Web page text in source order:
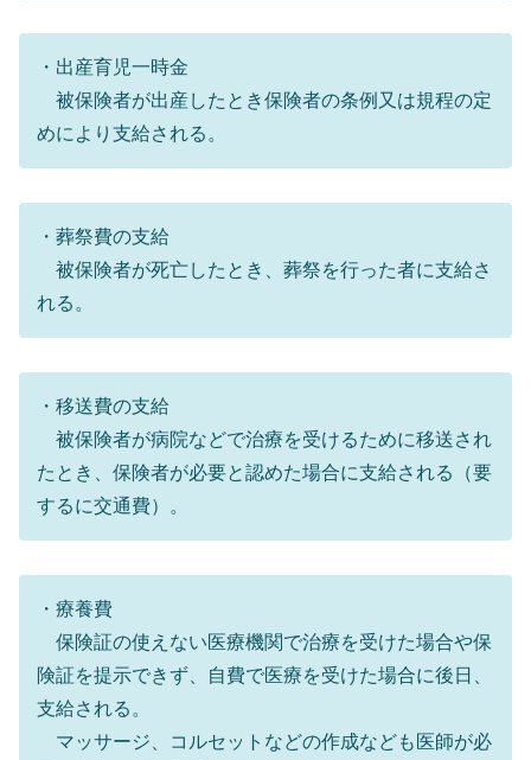
・出産育児一時金
被保険者が出産したとき保険者の条例又は規程の定
めにより支給される。
・葬祭費の支給
被保険者が死亡したとき、葬祭を行った者に支給さ
れる。
・移送費の支給
被保険者が病院などで治療を受けるために移送され
たとき、保険者が必要と認めた場合に支給される（要
するに交通費）。
・療養費
保険証の使えない医療機関で治療を受けた場合や保
険証を提示できず、自費で医療を受けた場合に後日、
支給される。
マッサージ、コルセットなどの作成なども医師が必